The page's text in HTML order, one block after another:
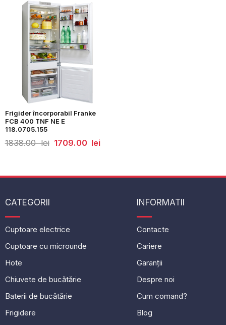
lei.
Frigider încorporabil Franke
FCB 400 TNF NE E
118.0705.155
1838.00lei Prețul
inițial
1709.00 leiPrețul
curent
CATEGORII
Cuptoare electrice
Cuptoare cu microunde
Hote
Chiuvete de bucătărie
Baterii de bucătărie
Frigidere
INFORMATII
Contacte
Cariere
Garanții
Despre noi
Cum comand?
Blog